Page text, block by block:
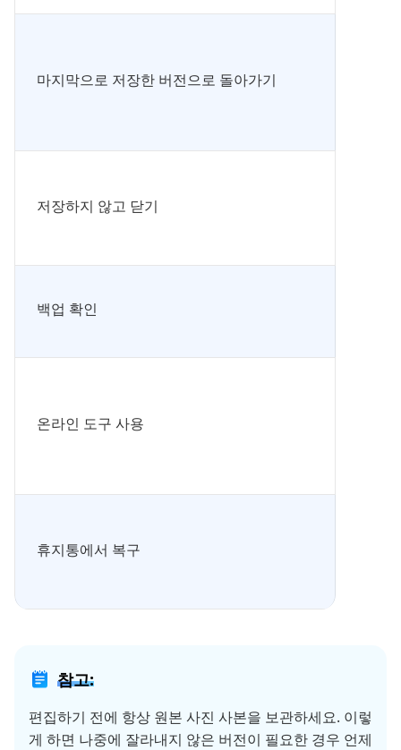
마지막으로 저장한 버전으로 돌아가기
저장하지 않고 닫기
백업 확인
온라인 도구 사용
휴지통에서 복구
참고:
편집하기 전에 항상 원본 사진 사본을 보관하세요. 이렇
게 하면 나중에 잘라내지 않은 버전이 필요한 경우 언제